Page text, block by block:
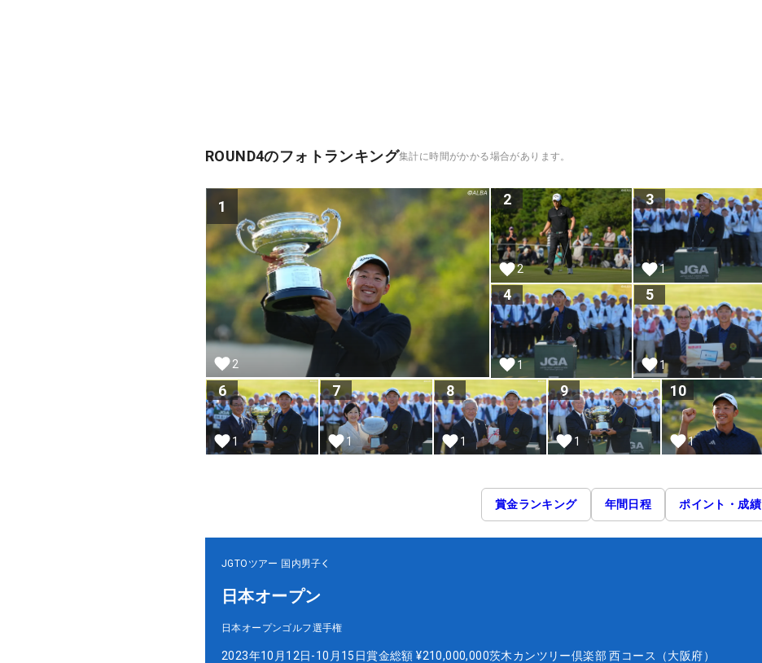
ROUND4のフォトランキング集計に時間がかかる場合があります。
1
2
2
2
3
1
4
1
5
1
6
1
7
1
8
1
9
1
10
1
賞金ランキング 年間日程 ポイント・成績
JGTOツアー 国内男子
日本オープン
日本オープンゴルフ選手権
2023年10月12日-10月15日賞金総額 ¥210,000,000茨木カンツリー倶楽部 西コース（大阪府）